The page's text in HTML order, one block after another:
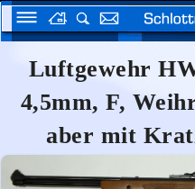
Luftgewehr
4,5mm, F,
aber mit